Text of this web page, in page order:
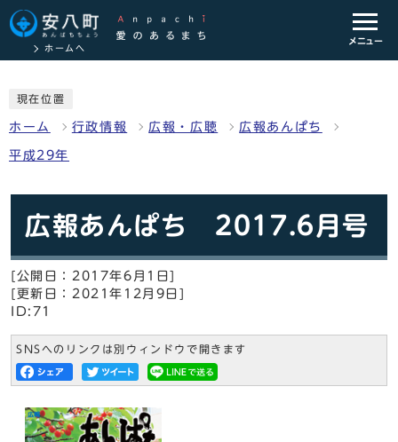
ホームへ
メニュー
現在位置
ホーム 行政情報 広報・広聴 広報あんぱち
平成29年
広報あんぱち 2017.6月号
[公開日：2017年6月1日]
[更新日：2021年12月9日]
ID:71
SNSへのリンクは別ウィンドウで開きます